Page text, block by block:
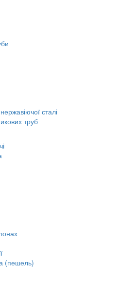
сталі
труб
(пешель)